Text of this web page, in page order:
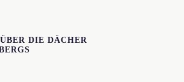
DIE DÄCHER